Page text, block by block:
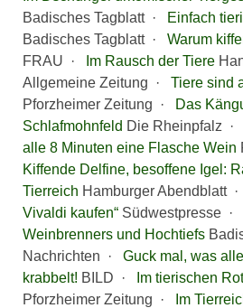
Badisches Tagblatt ·
Einfach
Badisches Tagblatt ·
Warum
FRAU ·
Im Rausch der Tiere
Allgemeine Zeitung ·
Tiere sind
Pforzheimer Zeitung ·
Das
Schlafmohnfeld Die Rheinpfalz ·
alle 8 Minuten eine Flasche Wein
Kiffende Delfine, besoffene Igel:
Tierreich Hamburger Abendblatt ·
Vivaldi kaufen“Südwestpresse ·
Weinbrenners und Hochtiefs
Nachrichten ·
Guck mal, was
krabbelt! BILD ·
Im tierischen
Pforzheimer Zeitung ·
Im